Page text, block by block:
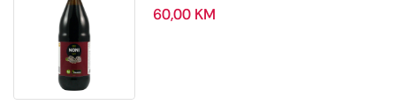
60,00 KM